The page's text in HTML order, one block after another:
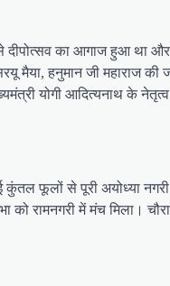
से दीपोत्सव का आगाज हुआ था
मैया, हनुमान जी महाराज
योगी आदित्यनाथ के
कुंतल फूलों से पूरी अयोध्या
रामनगरी में मंच मिला।